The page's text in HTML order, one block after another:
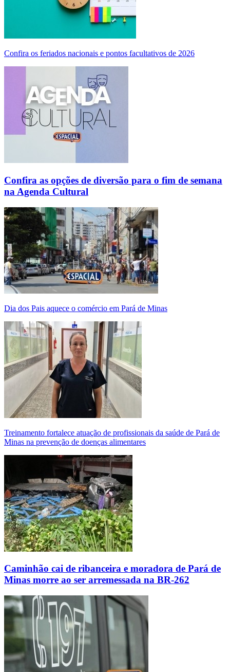
Confira os feriados nacionais e pontos facultativos de 2026
Confira as opções de diversão para o fim de semana
na Agenda Cultural
Dia dos Pais aquece o comércio em Pará de Minas
Treinamento fortalece atuação de profissionais da saúde de Pará de
Minas na prevenção de doenças alimentares
Caminhão cai de ribanceira e moradora de Pará de
Minas morre ao ser arremessada na BR-262